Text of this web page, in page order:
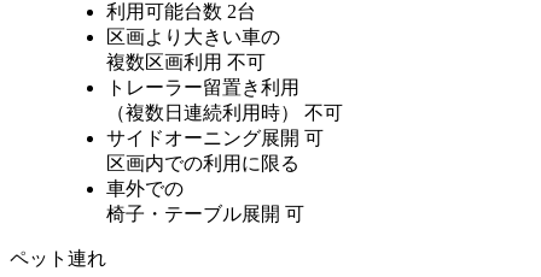
利用可能台数 2台
区画より大きい車の
複数区画利用 不可
トレーラー留置き利用
（複数日連続利用時）
不可
サイドオーニング展開 可
区画内での利用に限る
車外での
椅子・テーブル展開 可
ペット連れ